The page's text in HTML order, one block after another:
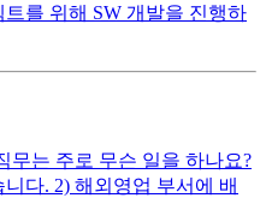
를 위해 SW 개발을 진행하
무는 주로 무슨 일을 하나요?
다. 2) 해외영업 부서에 배